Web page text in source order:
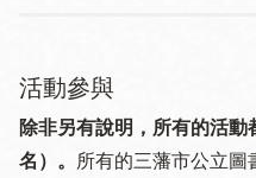
活動參與
除非另有說明，所有的活
名）。
所有的三藩市公立圖